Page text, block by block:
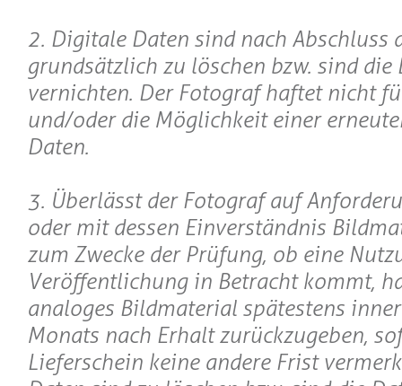
2. Digitale Daten sind nach Abschluss
grundsätzlich zu löschen bzw. sind die
vernichten. Der Fotograf haftet nicht
und/oder die Möglichkeit einer
Daten.
3. Überlässt der Fotograf auf
oder mit dessen Einverständnis
zum Zwecke der Prüfung, ob eine
Veröffentlichung in Betracht kommt,
analoges Bildmaterial spätestens
Monats nach Erhalt zurückzugeben,
Lieferschein keine andere Frist